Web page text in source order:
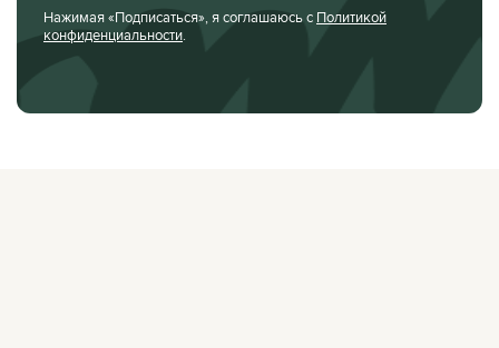
Нажимая «Подписаться», я соглашаюсь с Политикой
конфиденциальности.